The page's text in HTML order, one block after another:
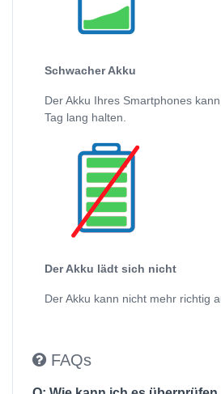
Schwacher Akku
Der Akku Ihres Smartphones
Tag lang halten.
Der Akku lädt sich nicht
Der Akku kann nicht mehr richtig
FAQs